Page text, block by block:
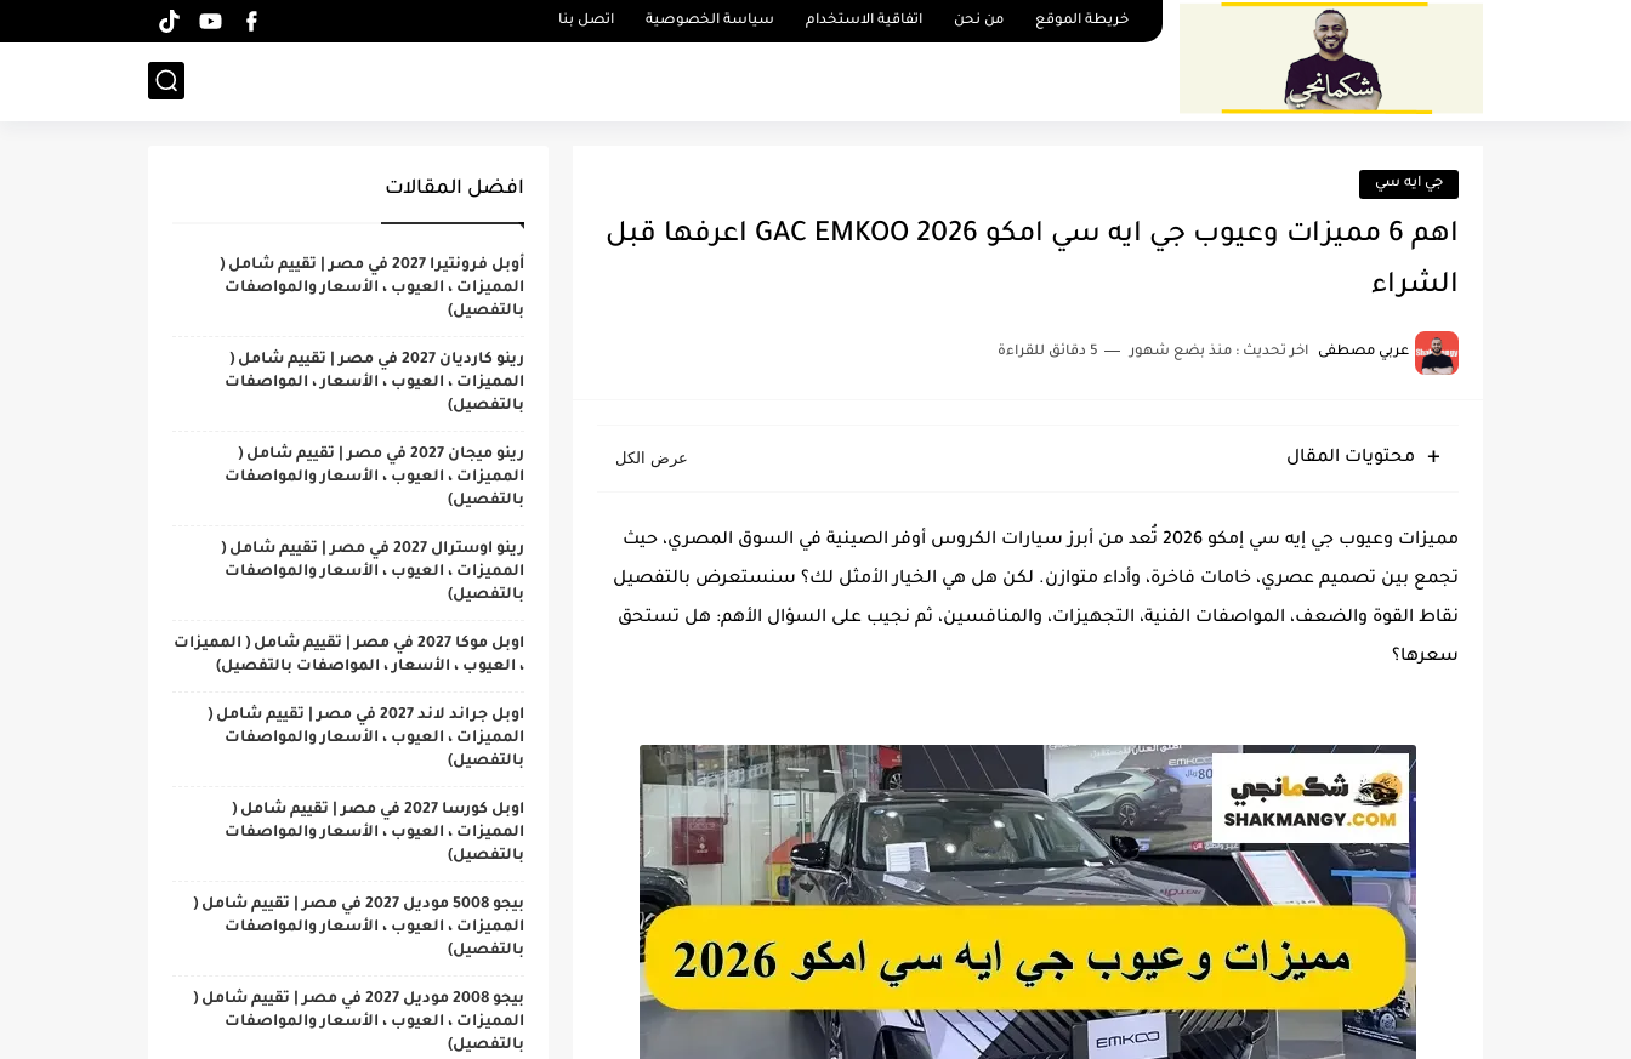
خريطة الموقع من نحن اتفاقية الاستخدام سياسة الخصوصية اتصل بنا
جي ايه سي
اهم 6 مميزات وعيوب جي ايه سي امكو 2026 GAC EMKOO اعرفها قبل
الشراء
عربي مصطفى اخر تحديث : منذ بضع شهور 5 دقائق للقراءة
محتويات المقال
مميزات وعيوب جي إيه سي إمكو 2026 تُعد من أبرز سيارات الكروس أوفر الصينية في السوق المصري، حيث
تجمع بين تصميم عصري، خامات فاخرة، وأداء متوازن. لكن هل هي الخيار الأمثل لك؟ سنستعرض بالتفصيل
نقاط القوة والضعف، المواصفات الفنية، التجهيزات، والمنافسين، ثم نجيب على السؤال الأهم: هل تستحق
سعرها؟
افضل المقالات
أوبل فرونتيرا 2027 في مصر | تقييم شامل (
المميزات ، العيوب ، الأسعار والمواصفات
بالتفصيل)
رينو كارديان 2027 في مصر | تقييم شامل (
المميزات ، العيوب ، الأسعار ، المواصفات
بالتفصيل)
رينو ميجان 2027 في مصر | تقييم شامل (
المميزات ، العيوب ، الأسعار والمواصفات
بالتفصيل)
رينو اوسترال 2027 في مصر | تقييم شامل (
المميزات ، العيوب ، الأسعار والمواصفات
بالتفصيل)
اوبل موكا 2027 في مصر | تقييم شامل ( المميزات
، العيوب ، الأسعار ، المواصفات بالتفصيل)
اوبل جراند لاند 2027 في مصر | تقييم شامل (
المميزات ، العيوب ، الأسعار والمواصفات
بالتفصيل)
اوبل كورسا 2027 في مصر | تقييم شامل (
المميزات ، العيوب ، الأسعار والمواصفات
بالتفصيل)
بيجو 5008 موديل 2027 في مصر | تقييم شامل (
المميزات ، العيوب ، الأسعار والمواصفات
بالتفصيل)
بيجو 2008 موديل 2027 في مصر | تقييم شامل (
المميزات ، العيوب ، الأسعار والمواصفات
بالتفصيل)